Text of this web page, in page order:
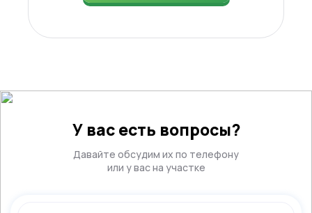
У вас есть вопросы?
Давайте обсудим их по телефону
или у вас на участке